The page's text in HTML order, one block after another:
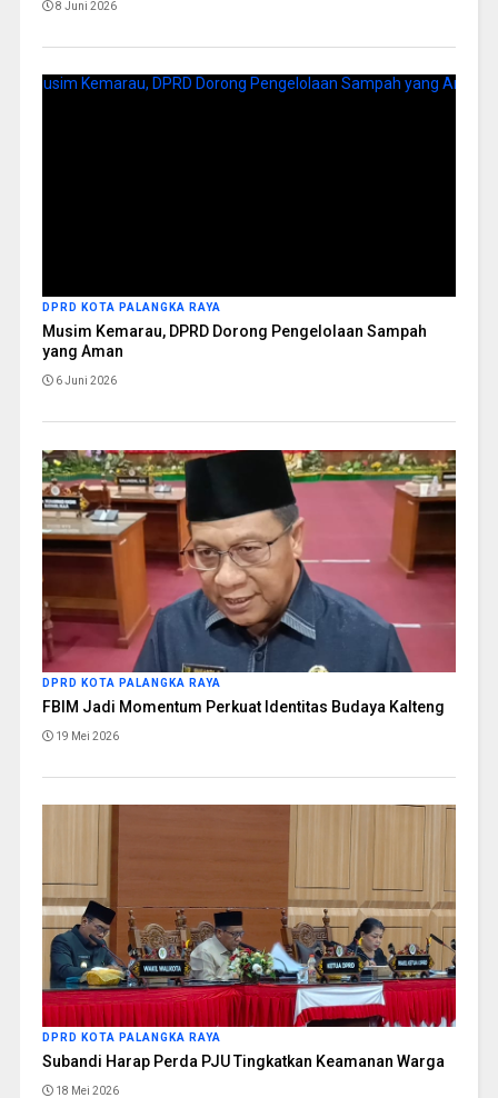
8 Juni 2026
DPRD KOTA PALANGKA RAYA
Musim Kemarau, DPRD Dorong Pengelolaan Sampah
yang Aman
6 Juni 2026
DPRD KOTA PALANGKA RAYA
FBIM Jadi Momentum Perkuat Identitas Budaya Kalteng
19 Mei 2026
DPRD KOTA PALANGKA RAYA
Subandi Harap Perda PJU Tingkatkan Keamanan Warga
18 Mei 2026